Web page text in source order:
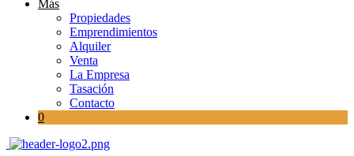
Más
Propiedades
Emprendimientos
Alquiler
Venta
La Empresa
Tasación
Contacto
0